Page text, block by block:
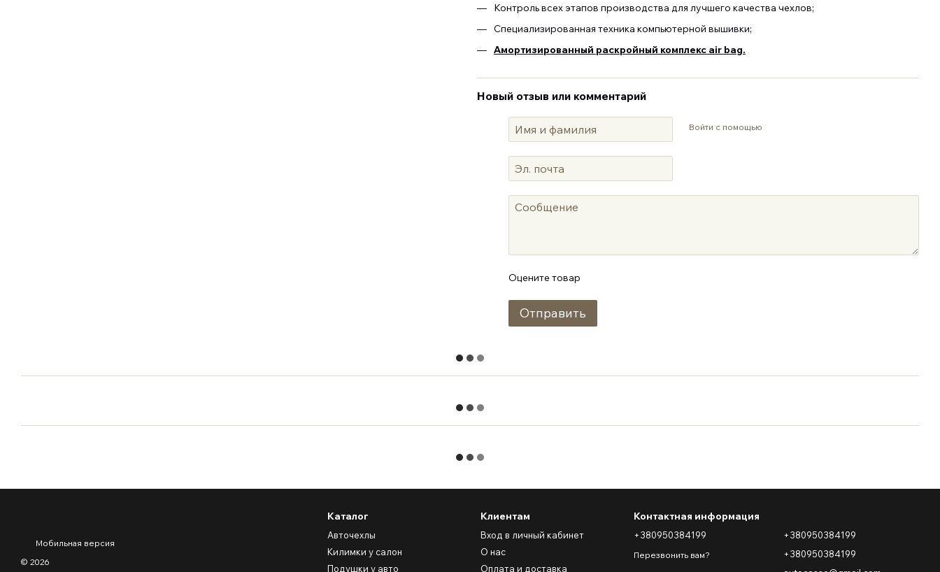
Контроль всех этапов производства для лучшего качества чехлов;
Специализированная техника компьютерной вышивки;
Амортизированный раскройный комплекс air bag.
Новый отзыв или комментарий
Войти с помощью
Оцените товар
Отправить
Мобильная версия
© 2026
Каталог
Авточехлы
Килимки у салон
Подушки у авто
Клиентам
Вход в личный кабинет
О нас
Оплата и доставка
Контактная информация
+380950384199
Перезвонить вам?
+380950384199
+380950384199